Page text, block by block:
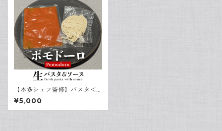
【本多シェフ監修】パスタ＜
ビーゴリ＞＆ポモドーロ（３
食）
¥5,000